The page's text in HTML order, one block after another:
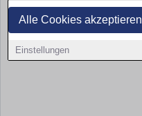
Alle Cookies akzeptieren
Einstellungen